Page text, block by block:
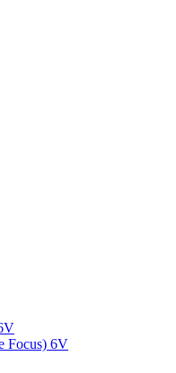
Focus) 6V